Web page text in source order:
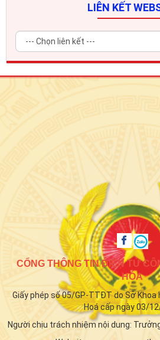
LIÊN KẾT
CỔNG THÔNG TIN ĐIỆN TỬ
HÓA
Giấy phép số 05/GP-TTĐT do Sở Khoa
Hoá cấp ngày 03/
Người chịu trách nhiệm nội dung: